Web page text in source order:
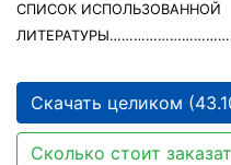
СПИСОК ИСПОЛЬЗОВАННОЙ
Скачать целиком
Сколько стоит